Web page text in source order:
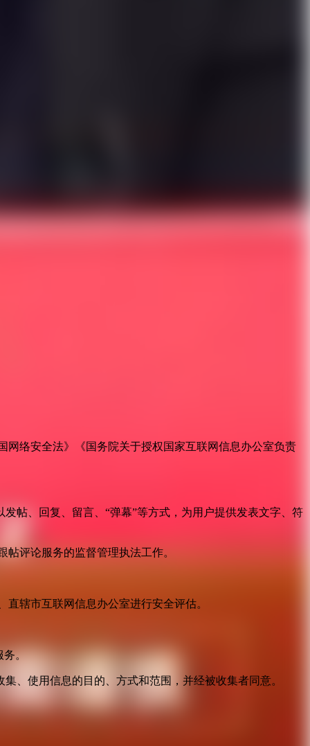
络安全法》《国务院关于授权国家互联网信息办公室负责
帖、回复、留言、“弹幕”等方式，为用户提供发表文字、符
评论服务的监督管理执法工作。
辖市互联网信息办公室进行安全评估。
务。
、使用信息的目的、方式和范围，并经被收集者同意。